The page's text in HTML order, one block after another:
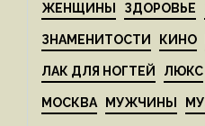
ЖЕНЩИНЫ ЗДОРОВЬЕ
ЗНАМЕНИТОСТИ КИНО
ЛАК ДЛЯ НОГТЕЙ ЛЮКС
МОСКВА МУЖЧИНЫ